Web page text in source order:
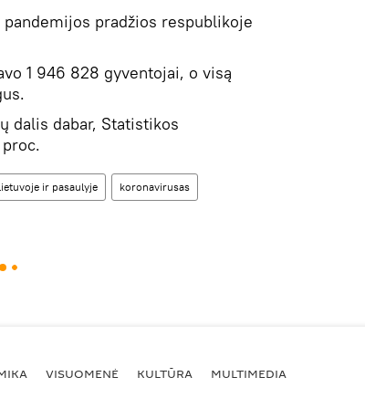
pradžios respublikoje
1 946 828 gyventojai, o visą
dalis dabar, Statistikos
ir pasaulyje koronavirusas
VISUOMENĖ KULTŪRA MULTIMEDIA